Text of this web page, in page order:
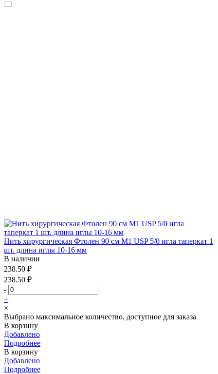
Нить хирургическая Фтолен 90 см М1 USP 5/0 игла таперкат 1
шт. длина иглы 10-16 мм
В наличии
238.50 ₽
238.50 ₽
-
+
×
Выбрано максимальное количество, доступное для заказа
В корзину
Добавлено
Подробнее
В корзину
Добавлено
Подробнее